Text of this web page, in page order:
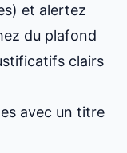
et alertez
du plafond
clairs
avec un titre